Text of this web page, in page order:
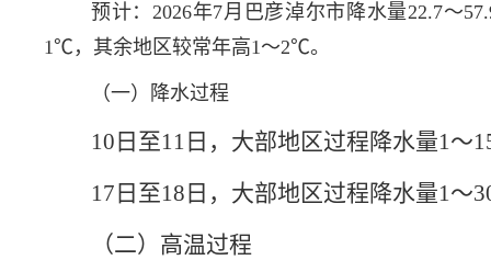
预计： 2026年7月巴彦淖尔市降水量22.7～
1℃，其余地区较常年高1～2℃。
（一）降水过程
10日至11日，大部地区过程降水量1～
17日至18日，大部地区过程降水量1～
（二）高温过程